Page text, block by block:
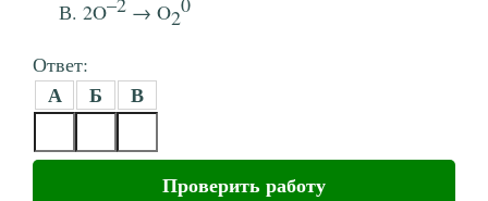
2O
→ O2
Ответ:
А Б В
Проверить работу